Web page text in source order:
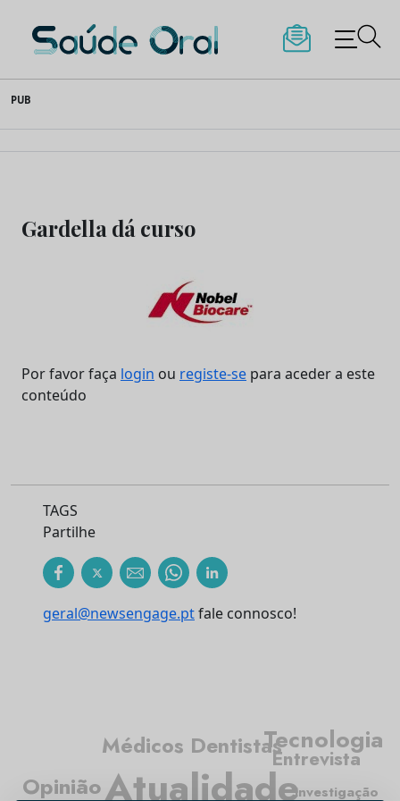
to
content
Saúde Oral
PUB
Gardella dá curso
Por favor faça login ou registe-se para aceder a este
conteúdo
TAGS
Partilhe
geral@newsengage.ptfale connosco!
Atualidade
Médicos DentistasEntrevista
Opinião
Tecnologia
Investigação